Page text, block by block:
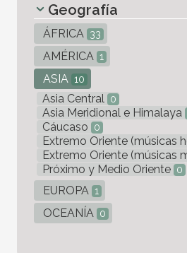
Geografía
ÁFRICA 33
AMÉRICA 1
ASIA 10
Asia Central 0
Asia Meridional e Himalaya
Cáucaso 0
Extremo Oriente (músicas
Extremo Oriente (músicas
Próximo y Medio Oriente 0
EUROPA 1
OCEANÍA 0